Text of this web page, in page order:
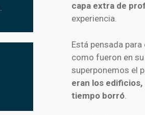
capa extra de
experiencia.
Está pensada
como fueron en
superponemos el
eran los
tiempo borró.